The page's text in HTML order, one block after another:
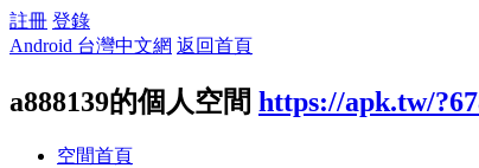
註冊 登錄
Android 台灣中文網 返回首頁
a888139的個人空間 https://apk.tw/
空間首頁